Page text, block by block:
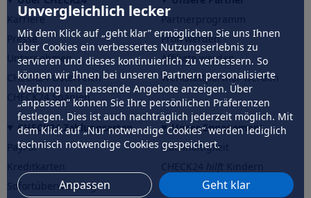
Unvergleichlich lecker
Mit dem Klick auf „geht klar” ermöglichen Sie uns Ihnen
über Cookies ein verbessertes Nutzungserlebnis zu
servieren und dieses kontinuierlich zu verbessern. So
können wir Ihnen bei unseren Partnern personalisierte
Werbung und passende Angebote anzeigen. Über
„anpassen” können Sie Ihre persönlichen Präferenzen
festlegen. Dies ist auch nachträglich jederzeit möglich. Mit
dem Klick auf „Nur notwendige Cookies” werden lediglich
technisch notwendige Cookies gespeichert.
Anpassen Geht klar
Karriere
Presse
Unternehmen
CHECK24 Österreich
CHECK24 Spanien
Partnerprogramm
Profi werden
Affiliate werden
Werkstattpartner werden
CHECK24 Zahlungsarten
PayPal
Sofortüberweisung
Unser Engagement
Nachhaltigkeit
CHECK24hilftder Natur